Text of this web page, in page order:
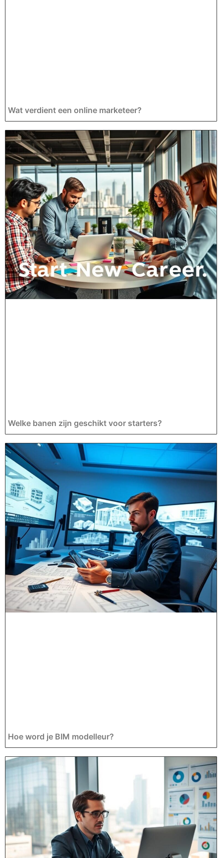
Wat verdient een online marketeer?
Welke banen zijn geschikt voor starters?
Hoe word je BIM modelleur?